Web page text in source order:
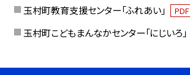
玉村町教育支援センター「ふれあい」 PDF
玉村町こどもまんなかセンター「にじいろ」